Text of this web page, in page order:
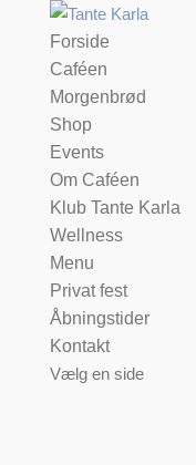
Forside
Caféen
Morgenbrød
Shop
Events
Om Caféen
Klub Tante Karla
Wellness
Menu
Privat fest
Åbningstider
Kontakt
Vælg en side